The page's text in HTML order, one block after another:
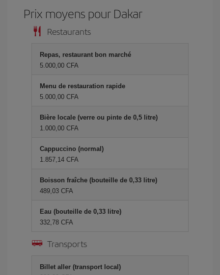
Prix ​​moyens pour Dakar
Restaurants
Repas, restaurant bon marché
5.000,00 CFA
Menu de restauration rapide
5.000,00 CFA
Bière locale (verre ou pinte de 0,5 litre)
1.000,00 CFA
Cappuccino (normal)
1.857,14 CFA
Boisson fraîche (bouteille de 0,33 litre)
489,03 CFA
Eau (bouteille de 0,33 litre)
332,78 CFA
Transports
Billet aller (transport local)